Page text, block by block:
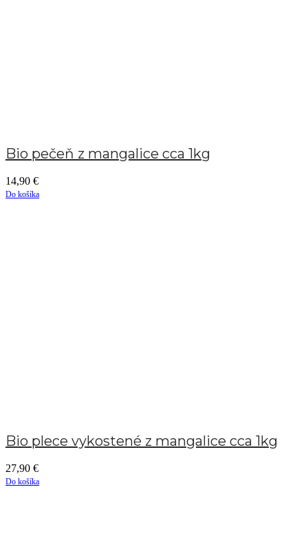
Bio pečeň z mangalice cca 1kg
14,90 €
Do košíka
Bio plece vykostené z mangalice cca 1kg
27,90 €
Do košíka